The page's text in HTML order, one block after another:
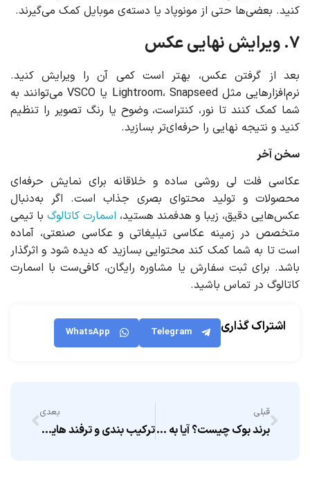
کنید. بعضی‌ها حتی از مونوپاد یا دسته‌ی موبایل کمک می‌گیرند.
۷. ویرایش نهایی عکس
بعد از گرفتن عکس، بهتر است کمی آن را ویرایش کنید.
نرم‌افزارهایی مثل Lightroom، Snapseed یا VSCO می‌توانند به
شما کمک کنند تا نور، کنتراست، وضوح یا رنگ تصویر را تنظیم
کنید و نتیجه نهایی را حرفه‌ای‌تر بسازید.
سخن آخر
عکاسی فلت لی روشی ساده و خلاقانه برای نمایش حرفه‌ای
محصولات و تولید محتوای بصری جذاب است. اگر به‌دنبال
عکس‌هایی دقیق، زیبا و هدفمند هستید، اسمارت کاتالوگ با تیمی
متخصص در زمینه عکاسی تبلیغاتی و عکاسی صنعتی، آماده
است تا به شما کمک کند محتوایی بسازید که دیده شود و اثرگذار
باشد. برای ثبت سفارش یا مشاوره رایگان، کافی‌ست با اسمارت
کاتالوگ در تماس باشید.
اشتراک گذاری Telegram
WhatsApp
قبلی
برند بوک چیست؟ آیا به آن نیاز داریم؟
بعدی
ترکیب بندی و ترفند هایی برای عکاسی از غذا